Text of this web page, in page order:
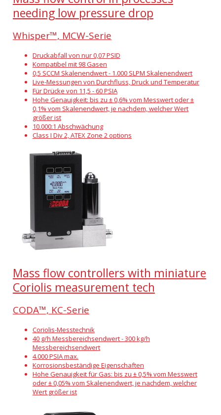
needing low pressure drop
Whisper™, MCW-Serie
Druckabfall von nur 0,07 PSID
Kompatibel mit 98 Gasen
0,5 SCCM Skalenendwert - 1.000 SLPM Skalenendwert
Live-Messungen von Durchfluss, Druck und Temperatur
Für Drücke von 11,5 - 60 PSIA
Hohe Genauigkeit: bis zu ± 0,6% vom Messwert oder ±
0,1% vom Skalenendwert, je nachdem, welcher Wert
größer ist
10.000:1 Abschwächung
Class I Div 2, ATEX Zone 2 options
Mass flow controllers with miniature
Coriolis measurement tech
CODA™, KC-Serie
Coriolis-Messtechnik
40 g/h Messbereichsendwert - 300 kg/h
Messbereichsendwert
4.000 PSIA max.
Korrosionsbeständige Eigenschaften
Hohe Genauigkeit für Gas: bis zu ± 0,5% vom Messwert
oder ± 0,05% vom Skalenendwert, je nachdem, welcher
Wert größer ist